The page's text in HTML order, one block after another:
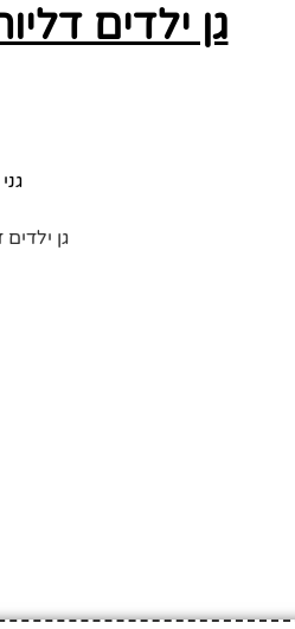
גן ילדים
גן